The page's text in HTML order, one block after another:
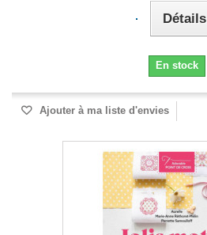
Détails
En stock
Ajouter à ma liste d'envies